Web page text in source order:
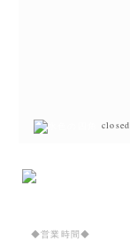
closed
◆営業時間◆